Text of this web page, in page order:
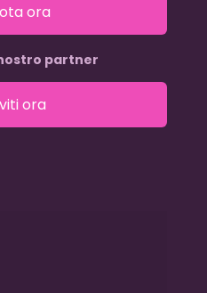
ora
partner
ora